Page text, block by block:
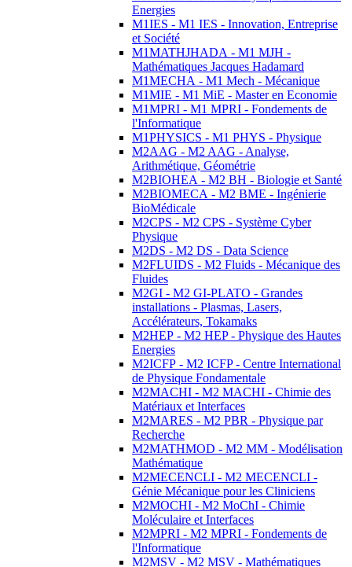
Energies
M1IES - M1 IES - Innovation, Entreprise
et Société
M1MATHJHADA - M1 MJH -
Mathématiques Jacques Hadamard
M1MECHA - M1 Mech - Mécanique
M1MIE - M1 MiE - Master en Economie
M1MPRI - M1 MPRI - Fondements de
l'Informatique
M1PHYSICS - M1 PHYS - Physique
M2AAG - M2 AAG - Analyse,
Arithmétique, Géométrie
M2BIOHEA - M2 BH - Biologie et Santé
M2BIOMECA - M2 BME - Ingénierie
BioMédicale
M2CPS - M2 CPS - Système Cyber
Physique
M2DS - M2 DS - Data Science
M2FLUIDS - M2 Fluids - Mécanique des
Fluides
M2GI - M2 GI-PLATO - Grandes
installations - Plasmas, Lasers,
Accélérateurs, Tokamaks
M2HEP - M2 HEP - Physique des Hautes
Energies
M2ICFP - M2 ICFP - Centre International
de Physique Fondamentale
M2MACHI - M2 MACHI - Chimie des
Matériaux et Interfaces
M2MARES - M2 PBR - Physique par
Recherche
M2MATHMOD - M2 MM - Modélisation
Mathématique
M2MECENCLI - M2 MECENCLI -
Génie Mécanique pour les Cliniciens
M2MOCHI - M2 MoChI - Chimie
Moléculaire et Interfaces
M2MPRI - M2 MPRI - Fondements de
l'Informatique
M2MSV - M2 MSV - Mathématiques